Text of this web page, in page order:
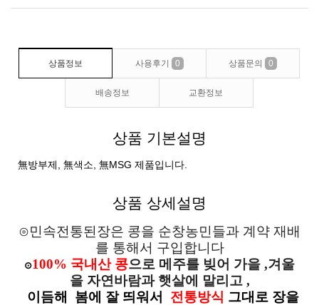
상품정보 사용후기 0 상품문의 0
배송정보 교환정보
상품 기본설명
無방부제, 無색소, 無MSG 제품입니다.
상품 상세설명
⊙민속전통된장은 콩을 순창농민들과 계약 재배
를 통해서 구입합니다
⊙100% 국내산 콩으로 메주를 빚어 가을 ,겨울
을 자연바람과 햇살에 말리고 ,
이듬해
봄에 잘 띄워서 전통방식 그대로 장을